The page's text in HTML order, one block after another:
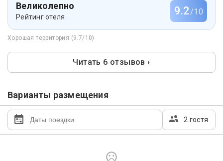
Великолепно
Рейтинг отеля 9.2/10
Хорошая территория (9.7/10)
Читать 6 отзывов ›
Варианты размещения
2 гостя